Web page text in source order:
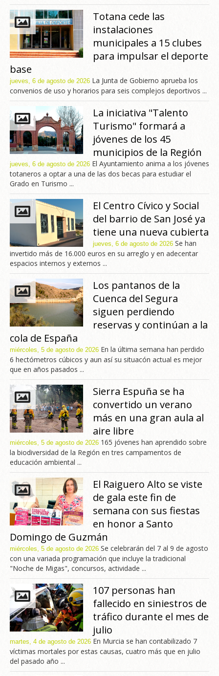
Totana cede las
instalaciones
municipales a 15 clubes
para impulsar el deporte
base
jueves, 6 de agosto de 2026 La Junta de Gobierno aprueba los
convenios de uso y horarios para seis complejos deportivos ...
La iniciativa "Talento
Turismo" formará a
jóvenes de los 45
municipios de la Región
jueves, 6 de agosto de 2026 El Ayuntamiento anima a los jóvenes
totaneros a optar a una de las dos becas para estudiar el
Grado en Turismo ...
El Centro Cívico y Social
del barrio de San José ya
tiene una nueva cubierta
jueves, 6 de agosto de 2026 Se han
invertido más de 16.000 euros en su arreglo y en adecentar
espacios internos y externos ...
Los pantanos de la
Cuenca del Segura
siguen perdiendo
reservas y continúan a la
cola de España
miércoles, 5 de agosto de 2026 En la última semana han perdido
6 hectómetros cúbicos y aun así su situacón actual es mejor
que en años pasados ...
Sierra Espuña se ha
convertido un verano
más en una gran aula al
aire libre
miércoles, 5 de agosto de 2026 165 jóvenes han aprendido sobre
la biodiversidad de la Región en tres campamentos de
educación ambiental ...
El Raiguero Alto se viste
de gala este fin de
semana con sus fiestas
en honor a Santo
Domingo de Guzmán
miércoles, 5 de agosto de 2026 Se celebrarán del 7 al 9 de agosto
con una variada programación que incluye la tradicional
"Noche de Migas", concursos, actividade ...
107 personas han
fallecido en siniestros de
tráfico durante el mes de
julio
martes, 4 de agosto de 2026 En Murcia se han contabilizado 7
víctimas mortales por estas causas, cuatro más que en julio
del pasado año ...